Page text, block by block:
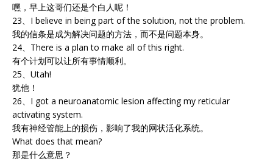
嘿，早上这哥们还是个白人呢！
23、I believe in being part of the solution, not the problem.
我的信条是成为解决问题的方法，而不是问题本身。
24、There is a plan to make all of this right.
有个计划可以让所有事情顺利。
25、Utah!
犹他！
26、I got a neuroanatomic lesion affecting my reticular
activating system.
我有神经管能上的损伤，影响了我的网状活化系统。
What does that mean?
那是什么意思？